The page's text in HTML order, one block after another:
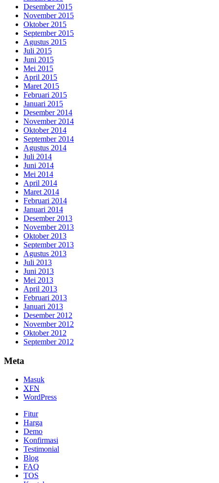
Desember 2015
November 2015
Oktober 2015
September 2015
Agustus 2015
Juli 2015
Juni 2015
Mei 2015
April 2015
Maret 2015
Februari 2015
Januari 2015
Desember 2014
November 2014
Oktober 2014
September 2014
Agustus 2014
Juli 2014
Juni 2014
Mei 2014
April 2014
Maret 2014
Februari 2014
Januari 2014
Desember 2013
November 2013
Oktober 2013
September 2013
Agustus 2013
Juli 2013
Juni 2013
Mei 2013
April 2013
Februari 2013
Januari 2013
Desember 2012
November 2012
Oktober 2012
September 2012
Meta
Masuk
XFN
WordPress
Fitur
Harga
Demo
Konfirmasi
Testimonial
Blog
FAQ
TOS